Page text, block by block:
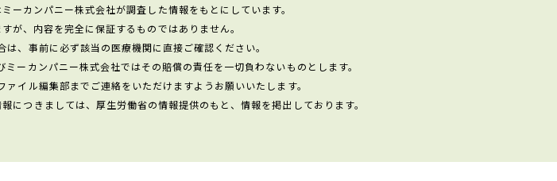
ーカンパニー株式会社が調査した情報をもとにしています。
が、内容を完全に保証するものではありません。
、事前に必ず該当の医療機関に直接ご確認ください。
ーカンパニー株式会社ではその賠償の責任を一切負わないものとします。
イル編集部までご連絡をいただけますようお願いいたします。
つきましては、厚生労働省の情報提供のもと、情報を掲出しております。